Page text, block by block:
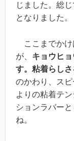
じました。総
となりました。
ここまでかけ
が、 キョウヒ
す。粘着らしさ
のかわり、
ス
よりの粘着テ
ションラバー
ね。